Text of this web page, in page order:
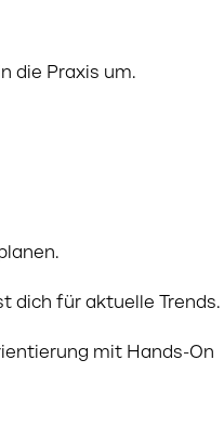
die Praxis um.
dich für aktuelle Trends.
mit Hands-On